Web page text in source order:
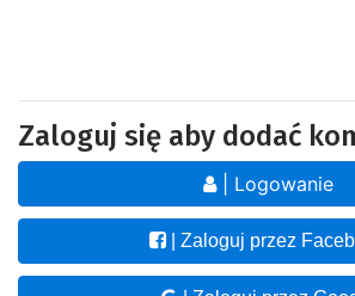
Zaloguj się aby dodać
| Logowanie
| Zaloguj przez